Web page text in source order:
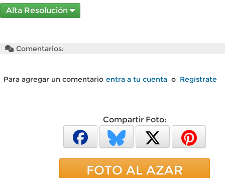
Alta Resolución
Comentarios:
Para agregar un comentario entra a tu cuenta o Regístrate
Compartir Foto:
FOTO AL AZAR